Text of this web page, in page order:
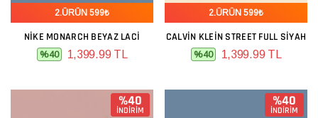
2.ÜRÜN 599₺
NIKE MONARCH BEYAZ LACI
%40 1,399.99 TL
2.ÜRÜN 599₺
CALVIN KLEIN STREET FULL SIYAH
%40 1,399.99 TL
%40
İNDİRİM
%40
İNDİRİM